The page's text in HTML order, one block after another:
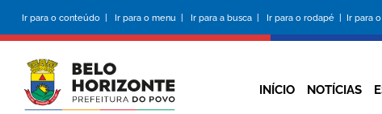
conteúdo
principal
Ir para o conteúdo | Ir para o menu | Ir para a busca | Ir para o rodapé | Ir para
INÍCIO NOTÍCIAS